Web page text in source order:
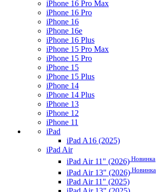
iPhone 16 Pro Max
iPhone 16 Pro
iPhone 16
iPhone 16e
iPhone 16 Plus
iPhone 15 Pro Max
iPhone 15 Pro
iPhone 15
iPhone 15 Plus
iPhone 14
iPhone 14 Plus
iPhone 13
iPhone 12
iPhone 11
iPad
iPad A16 (2025)
iPad Air
iPad Air 11" (2026) Новинка
iPad Air 13" (2026) Новинка
iPad Air 11" (2025)